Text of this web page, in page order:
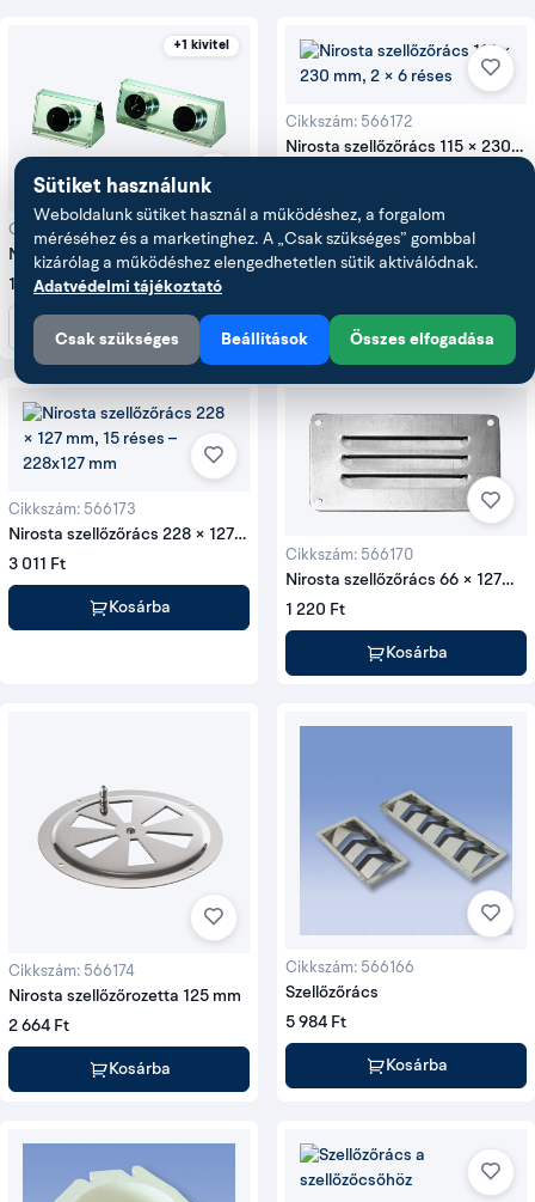
+1 kivitel
Cikkszám: 566167
Nirosta oldalsó szellőződoboz
190 × 115 mm, 1 nyílással
16 910 Ft
Cikkszám: 566172
Nirosta szellőzőrács 115 × 230
Kosárba
Cikkszám: 566173
Nirosta szellőzőrács 228 × 127
mm, 15 réses
3 011 Ft
Kosárba
Cikkszám: 566170
Nirosta szellőzőrács 66 × 127
mm, 3 réses
1 220 Ft
Kosárba
Cikkszám: 566174
Nirosta szellőzőrozetta 125 mm
2 664 Ft
Kosárba
Cikkszám: 566166
Szellőzőrács
5 984 Ft
Kosárba
Sütiket használunk
Weboldalunk sütiket használ a működéshez, a forgalom
méréséhez és a marketinghez. A „Csak szükséges” gombbal
kizárólag a működéshez elengedhetetlen sütik aktiválódnak.
Adatvédelmi tájékoztató
Csak szükséges Beállítások Összes elfogadása